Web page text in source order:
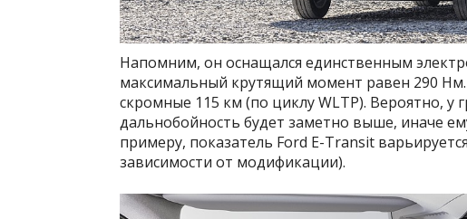
Напомним, он оснащался единственным
максимальный крутящий момент равен 290 Нм.
скромные 115 км (по циклу WLTP). Вероятно, у
дальнобойность будет заметно выше, иначе
примеру, показатель Ford E-Transit
зависимости от модификации).